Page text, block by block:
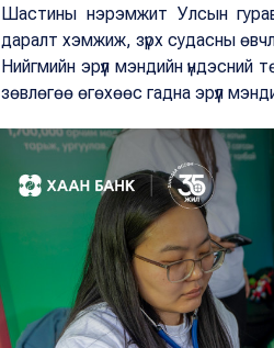
Шастины нэрэмжит Улсын
даралт хэмжиж, зүрх судасны
Нийгмийн эрүүл мэндийн
зөвлөгөө өгөхөөс гадна эрүүл